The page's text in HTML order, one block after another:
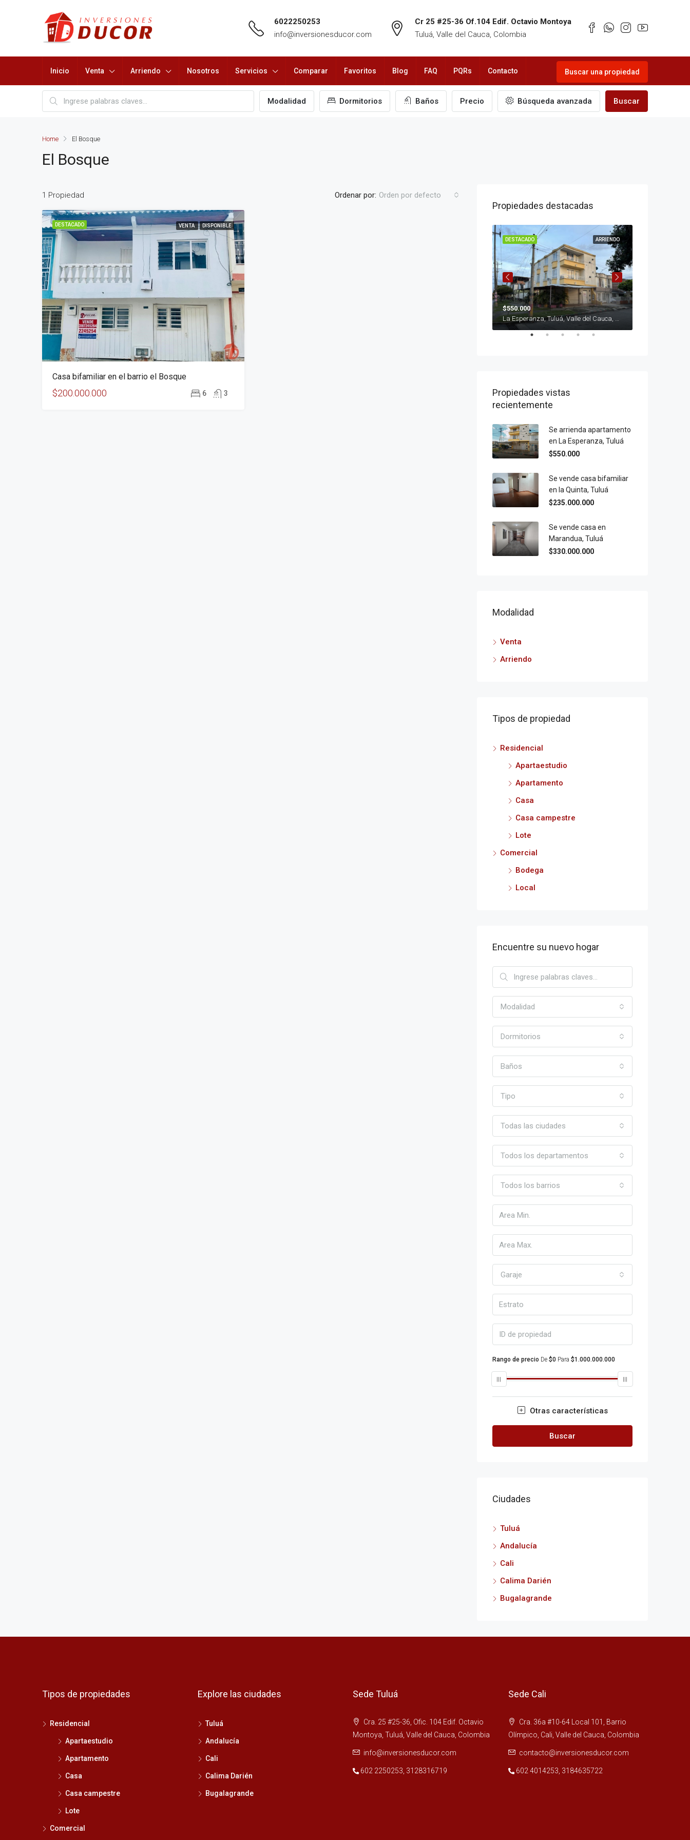
6022250253
info@inversionesducor.com
Cr 25 #25-36 Of.104 Edif. Octavio Montoya
Tuluá, Valle del Cauca, Colombia
Inicio Venta Arriendo Nosotros Servicios Comparar Favoritos Blog FAQ PQRs Contacto Buscar una propiedad
Modalidad Dormitorios Baños Precio Búsqueda avanzada Buscar
Home El Bosque
El Bosque
1 Propiedad Ordenar por: Orden por defecto
DESTACADO VENTA DISPONIBLE
Casa bifamiliar en el barrio el Bosque
$200.000.000 6 3
Propiedades destacadas
ARRIENDO
DESTACADO
$550.000
Propiedades vistas
recientemente
Se arrienda apartamento
en La Esperanza, Tuluá
$550.000
Se vende casa bifamiliar
en la Quinta, Tuluá
$235.000.000
Se vende casa en
Marandua, Tuluá
$330.000.000
Modalidad
Venta
Arriendo
Tipos de propiedad
Residencial
Apartaestudio
Apartamento
Casa
Casa campestre
Lote
Comercial
Bodega
Local
Encuentre su nuevo hogar
Modalidad
Dormitorios
Baños
Tipo
Todas las ciudades
Todos los departamentos
Todos los barrios
Garaje
Rango de precio De $0 Para $1.000.000.000
Otras características
Buscar
Ciudades
Tuluá
Andalucía
Cali
Calima Darién
Bugalagrande
Tipos de propiedades
Residencial
Apartaestudio
Apartamento
Casa
Casa campestre
Lote
Comercial
Explore las ciudades
Tuluá
Andalucía
Cali
Calima Darién
Bugalagrande
Sede Tuluá
Cra. 25 #25-36, Ofic. 104 Edif. Octavio
Montoya, Tuluá, Valle del Cauca, Colombia
info@inversionesducor.com
602 2250253 3128316719
Sede Cali
Cra. 36a #10-64 Local 101, Barrio
Olímpico, Cali, Valle del Cauca, Colombia
contacto@inversionesducor.com
602 4014253 3184635722